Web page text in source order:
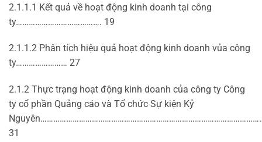
2.1.1.1 Kết quả về hoạt động kinh doanh tại công
ty…………………………………. 19
2.1.1.2 Phân tích hiệu quả hoạt động kinh doanh vủa công
ty…………………… 27
2.1.2 Thực trạng hoạt động kinh doanh của công ty Công
ty cổ phần Quảng cáo và Tổ chức Sự kiện Kỷ
31